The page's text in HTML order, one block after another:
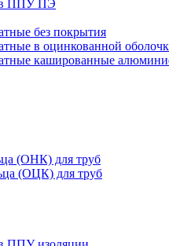
ППУ ПЭ
без покрытия
в оцинкованной
кашированные
(ОНК) для труб
(ОЦК) для труб